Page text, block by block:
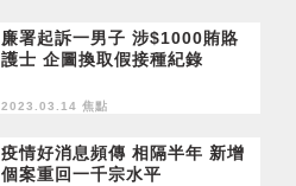
廉署起訴一男子 涉$1000賄賂
護士 企圖換取假接種紀錄
2023.03.14 焦點
疫情好消息頻傳 相隔半年 新增
個案重回一千宗水平